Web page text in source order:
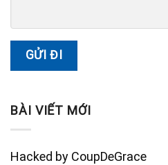
BÀI VIẾT MỚI
Hacked by CoupDeGrace